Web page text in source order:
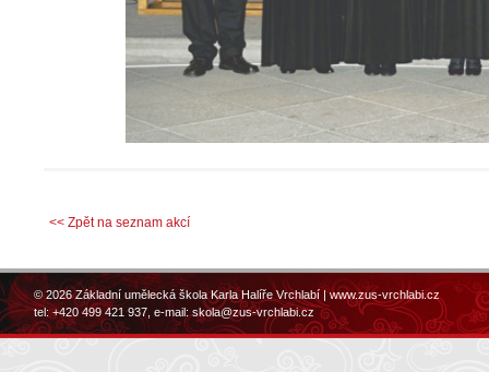
<< Zpět na seznam akcí
© 2026 Základní umělecká škola Karla Halíře Vrchlabí |www.zus-vrchlabi.cz
tel: +420 499 421 937, e-mail:skola@zus-vrchlabi.cz